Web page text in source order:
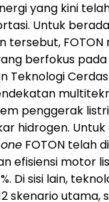
yang kini
Untuk
tersebut,
berfokus pada
Teknologi
penggerak
hidrogen.
FOTON telah
efisiensi motor
Di sisi lain,
skenario utama,